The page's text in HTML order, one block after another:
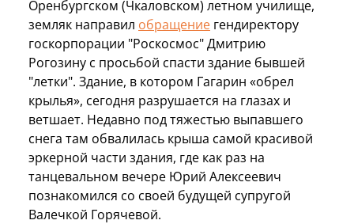
Оренбургском (Чкаловском) летном училище,
земляк направил обращение гендиректору
госкорпорации "Роскосмос" Дмитрию
Рогозину с просьбой спасти здание бывшей
"летки". Здание, в котором Гагарин «обрел
крылья», сегодня разрушается на глазах и
ветшает. Недавно под тяжестью выпавшего
снега там обвалилась крыша самой красивой
эркерной части здания, где как раз на
танцевальном вечере Юрий Алексеевич
познакомился со своей будущей супругой
Валечкой Горячевой.